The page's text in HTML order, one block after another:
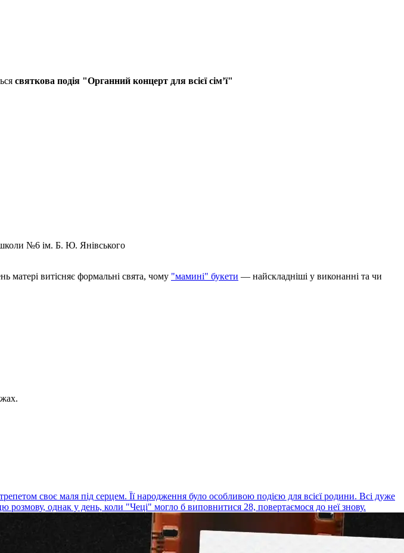
святкова подія "Органний концерт для всієї сімʼї"
школи №6 ім. Б. Ю. Янівського
витісняє формальні свята, чому "мамині" букети — найскладніші у виконанні та чи
своє маля під серцем. Її народження було особливою подією для всієї родини. Всі дуже
однак у день, коли "Чеці" могло б виповнитися 28, повертаємося до неї знову.